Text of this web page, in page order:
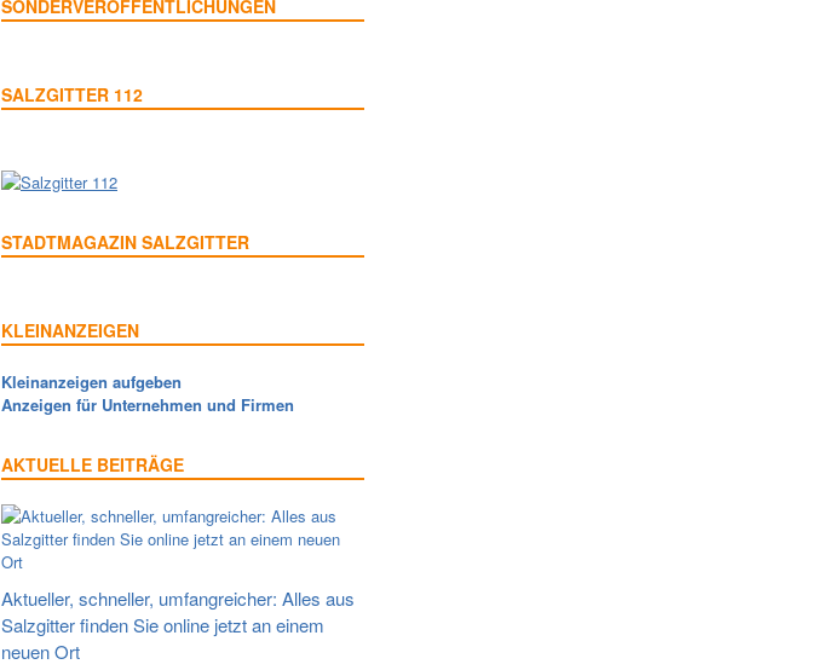
SONDERVERÖFFENTLICHUNGEN
SALZGITTER 112
STADTMAGAZIN SALZGITTER
KLEINANZEIGEN
Kleinanzeigen aufgeben
Anzeigen für Unternehmen und Firmen
AKTUELLE BEITRÄGE
Aktueller, schneller, umfangreicher: Alles aus
Salzgitter finden Sie online jetzt an einem
neuen Ort